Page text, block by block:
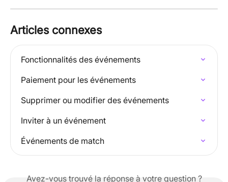
Articles connexes
Fonctionnalités des événements
Paiement pour les événements
Supprimer ou modifier des événements
Inviter à un événement
Événements de match
Avez-vous trouvé la réponse à votre question ?